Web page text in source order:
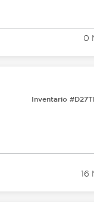
0
Inventario
16